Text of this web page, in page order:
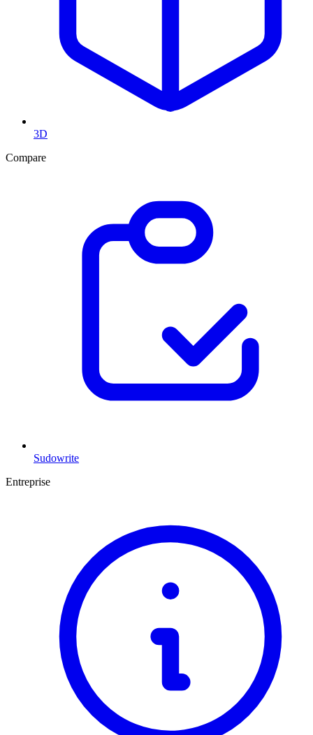
3D
Compare
Sudowrite
Entreprise